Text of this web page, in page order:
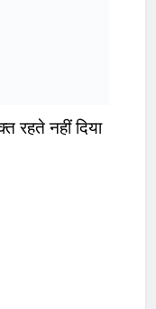
रहते नहीं दिया